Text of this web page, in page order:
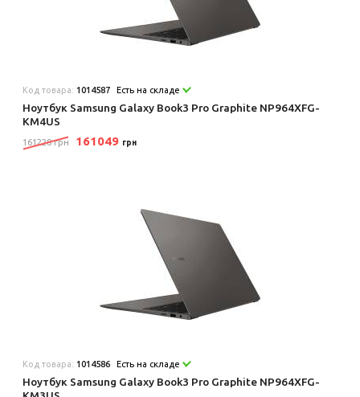
Код товара: 1014587 Есть на складе
Ноутбук Samsung Galaxy Book3 Pro Graphite NP964XFG-
KM4US
161228 грн 161049 грн
Код товара: 1014586 Есть на складе
Ноутбук Samsung Galaxy Book3 Pro Graphite NP964XFG-